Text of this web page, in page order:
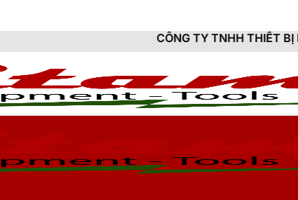
CÔNG TY TNHH THIẾT BỊ DỤNG CỤ KỸ